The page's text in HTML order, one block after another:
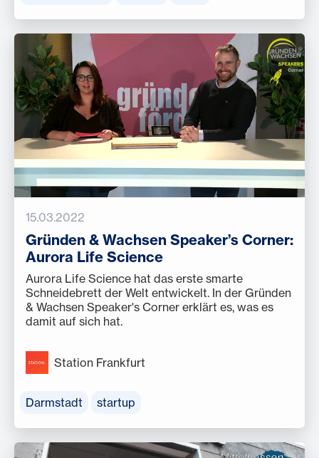
15.03.2022
Gründen & Wachsen Speaker’s Corner:
Aurora Life Science
Aurora Life Science hat das erste smarte
Schneidebrett der Welt entwickelt. In der Gründen
& Wachsen Speaker's Corner erklärt es, was es
damit auf sich hat.
Station Frankfurt
Darmstadt startup